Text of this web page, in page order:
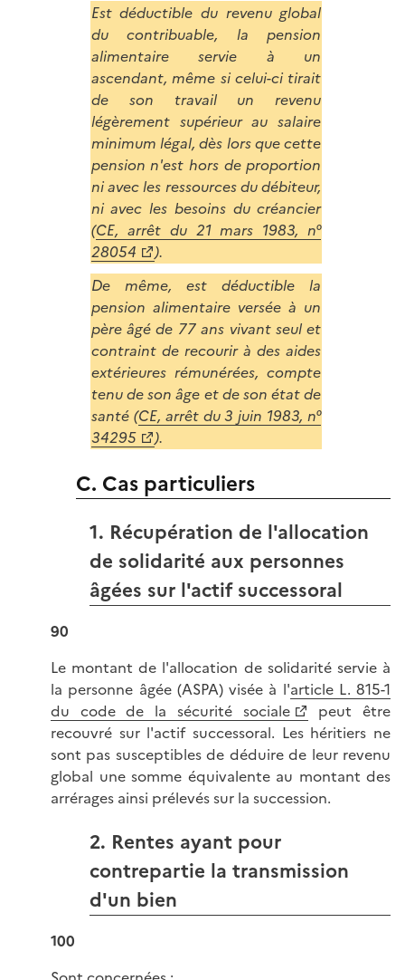
Est déductible du revenu global
du contribuable, la pension
alimentaire servie à un
ascendant, même si celui-ci tirait
de son travail un revenu
légèrement supérieur au salaire
minimum légal, dès lors que cette
pension n'est hors de proportion
ni avec les ressources du débiteur,
ni avec les besoins du créancier
(CE, arrêt du 21 mars 1983, n°
28054
).
De même, est déductible la
pension alimentaire versée à un
père âgé de 77 ans vivant seul et
contraint de recourir à des aides
extérieures rémunérées, compte
tenu de son âge et de son état de
santé (CE, arrêt du 3 juin 1983, n°
34295
).
C. Cas particuliers
1. Récupération de l'allocation
de solidarité aux personnes
âgées sur l'actif successoral
90
Le montant de l'allocation de solidarité servie à
la personne âgée (ASPA) visée à l'article L. 815-1
du code de la sécurité sociale
peut être
recouvré sur l'actif successoral. Les héritiers ne
sont pas susceptibles de déduire de leur revenu
global une somme équivalente au montant des
arrérages ainsi prélevés sur la succession.
2. Rentes ayant pour
contrepartie la transmission
d'un bien
100